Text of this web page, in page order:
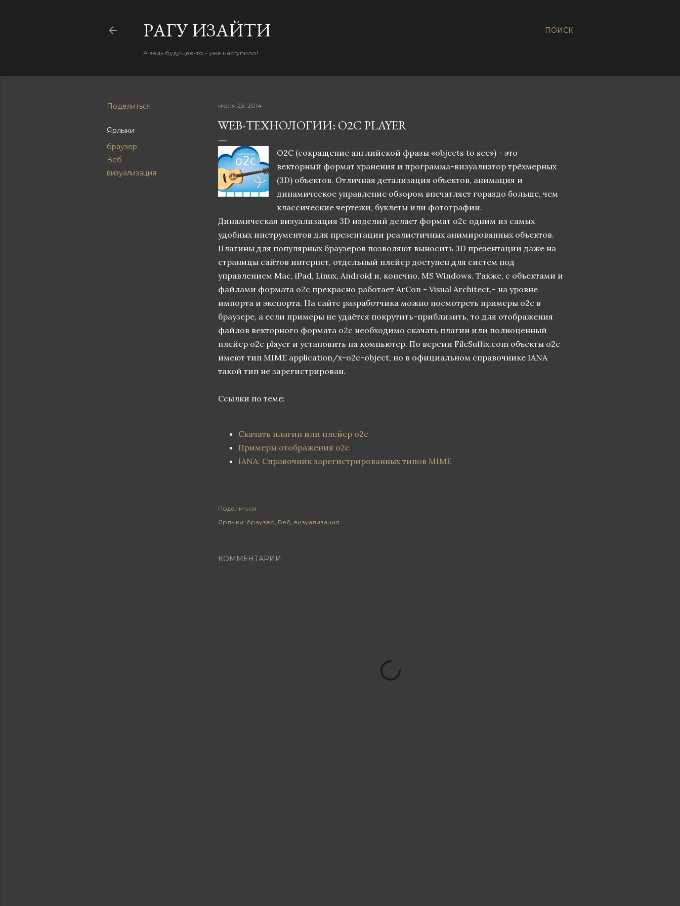
ПОИСК
PАГУ ИЗAЙТИ
А ведь будущее-то,- уже наступило!
Поделиться
Ярлыки
браузер
Веб
визуализация
июля 23, 2014
WEB-ТЕХНОЛОГИИ: O2C PLAYER
O2C (сокращение английской фразы «objects to see») - это
векторный формат хранения и программа-визуализтор трёхмерных
(3D) объектов. Отличная детализация объектов, анимация и
динамическое управление обзором впечатляет гораздо больше, чем
классические чертежи, буклеты или фотографии.
Динамическая визуализация 3D изделий делает формат o2c одним из самых
удобных инструментов для презентации реалистичных анимированных объектов.
Плагины для популярных браузеров позволяют выносить 3D презентации даже на
страницы сайтов интернет, отдельный плейер доступен для систем под
управлением Mac, iPad, Linux, Android и, конечно, MS Windows. Также, с объектами и
файлами формата o2c прекрасно работает ArCon - Visual Architect,- на уровне
импорта и экспорта. На сайте разработчика можно посмотреть примеры o2c в
браузере, а если примеры не удаётся покрутить-приблизить, то для отображения
файлов векторного формата o2c необходимо скачать плагин или полноценный
плейер o2c player и установить на компьютер. По версии FileSuffix.com объекты o2c
имеют тип MIME application/x-o2c-object, но в официальном справочнике IANA
такой тип не зарегистрирован.
Ссылки по теме:
Скачать плагин или плейер o2c
Примеры отображения o2c
IANA: Справочник зарегистрированных типов MIME
Поделиться
Ярлыки: браузер Веб визуализация
КОММЕНТАРИИ